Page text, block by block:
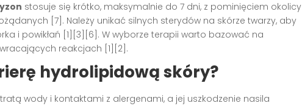
stosuje się krótko, maksymalnie do 7 dni, z pominięciem okolicy
[7]. Należy unikać silnych sterydów na skórze twarzy, aby
i powikłań [1][3][6]. W wyborze terapii warto bazować na
reakcjach [1][2].
hydrolipidową skóry?
wody i kontaktami z alergenami, a jej uszkodzenie nasila